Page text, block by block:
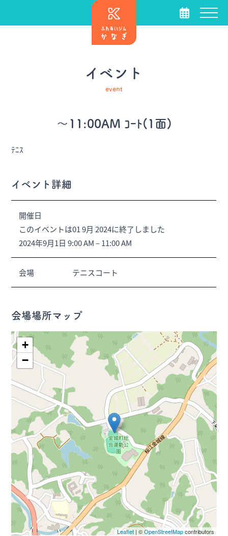
イベント
event
～11:00AM ｺｰﾄ(1面)
ﾃﾆｽ
イベント詳細
開催日
このイベントは01 9月 2024に終了しました
2024年9月1日 9:00 AM–11:00 AM
会場 テニスコート
会場場所マップ
+
−
Leaflet| ©OpenStreetMapcontributors